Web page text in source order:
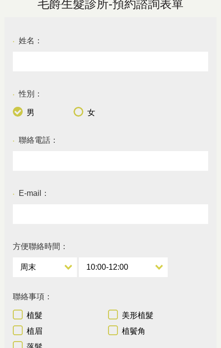
毛爵生髮診所-預約諮詢表單
● 姓名：
● 性別：
男 女
● 聯絡電話：
● E-mail：
方便聯絡時間：
聯絡事項：
植髮
美形植髮
植眉
植鬢角